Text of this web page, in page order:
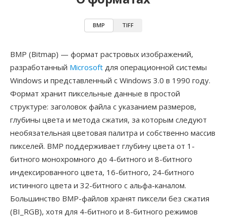
BMP TIFF
BMP (Bitmap) — формат растровых изображений,
разработанный Microsoft для операционной системы
Windows и представленный с Windows 3.0 в 1990 году.
Формат хранит пиксельные данные в простой
структуре: заголовок файла с указанием размеров,
глубины цвета и метода сжатия, за которым следуют
необязательная цветовая палитра и собственно массив
пикселей. BMP поддерживает глубину цвета от 1-
битного монохромного до 4-битного и 8-битного
индексированного цвета, 16-битного, 24-битного
истинного цвета и 32-битного с альфа-каналом.
Большинство BMP-файлов хранят пиксели без сжатия
(BI_RGB), хотя для 4-битного и 8-битного режимов